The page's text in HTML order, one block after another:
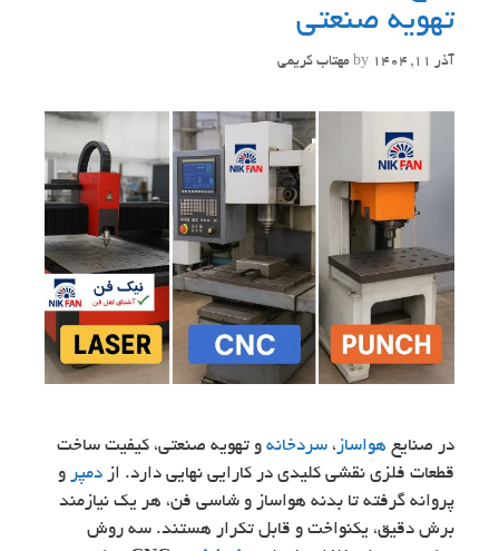
تهویه صنعتی
آذر 11, 1404 by مهتاب کریمی
در صنایع هواساز ، سردخانه و تهویه صنعتی، کیفیت ساخت
قطعات فلزی نقشی کلیدی در کارایی نهایی دارد. از دمپر و
پروانه گرفته تا بدنه هواساز و شاسی فن، هر یک نیازمند
برش دقیق، یکنواخت و قابل تکرار هستند. سه روش